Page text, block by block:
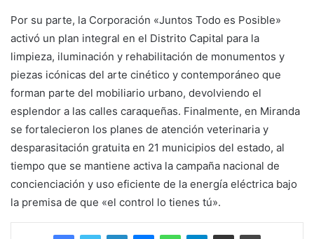
Por su parte, la Corporación «Juntos Todo es Posible»
activó un plan integral en el Distrito Capital para la
limpieza, iluminación y rehabilitación de monumentos y
piezas icónicas del arte cinético y contemporáneo que
forman parte del mobiliario urbano, devolviendo el
esplendor a las calles caraqueñas. Finalmente, en Miranda
se fortalecieron los planes de atención veterinaria y
desparasitación gratuita en 21 municipios del estado, al
tiempo que se mantiene activa la campaña nacional de
concienciación y uso eficiente de la energía eléctrica bajo
la premisa de que «el control lo tienes tú».